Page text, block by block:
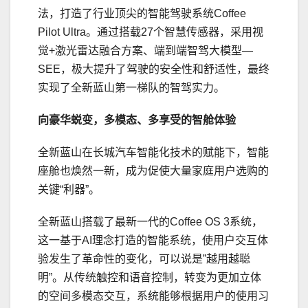
法，打造了行业顶尖的智能驾驶系统Coffee
Pilot Ultra。通过搭载27个智慧传感器，采用视
觉+激光雷达融合方案、端到端智驾大模型—
SEE，极大提升了驾驶的安全性和舒适性，最终
实现了全新蓝山第一梯队的智驾实力。
向豪华蜕变， 多模态、多享受的智舱体验
全新蓝山在长城汽车智能化技术的赋能下，智能
座舱也焕然一新，成为促使大量家庭用户选购的
关键“利器”。
全新蓝山搭载了最新一代的Coffee OS 3系统，
这一基于AI理念打造的智能系统，使用户交互体
验发生了革命性的变化，可以说是”越用越聪
明”。从传统触控和语音控制，转变为更加立体
的空间多模态交互，系统能够根据用户的使用 习